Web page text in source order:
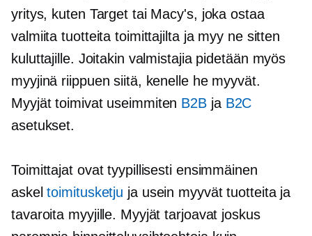
yritys, kuten Target tai Macy's, joka ostaa
valmiita tuotteita toimittajilta ja myy ne sitten
kuluttajille. Joitakin valmistajia pidetään myös
myyjinä riippuen siitä, kenelle he myyvät.
Myyjät toimivat useimmiten B2B ja B2C
asetukset.
Toimittajat ovat tyypillisesti ensimmäinen
askeltoimitusketju ja usein myyvät tuotteita ja
tavaroita myyjille. Myyjät tarjoavat joskus